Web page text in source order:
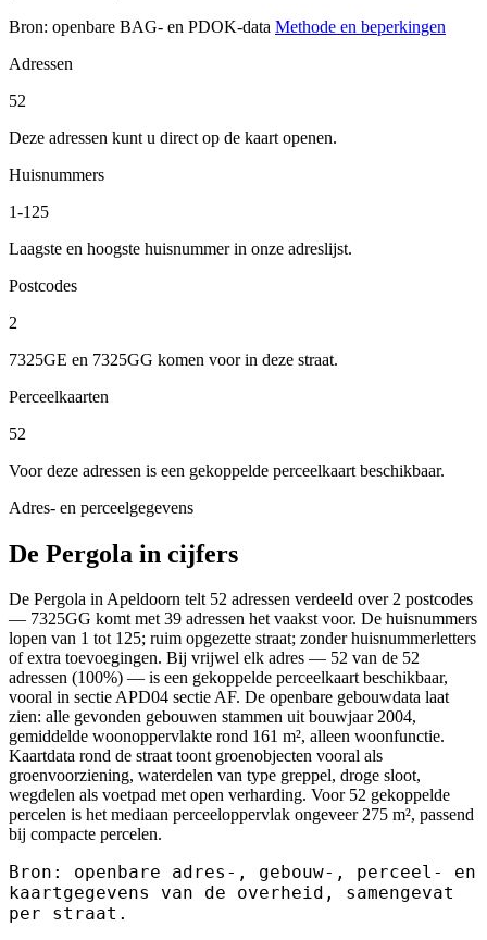
Bron: openbare BAG- en PDOK-data Methode en beperkingen
Adressen
52
Deze adressen kunt u direct op de kaart openen.
Huisnummers
1-125
Laagste en hoogste huisnummer in onze adreslijst.
Postcodes
2
7325GE en 7325GG komen voor in deze straat.
Perceelkaarten
52
Voor deze adressen is een gekoppelde perceelkaart beschikbaar.
Adres- en perceelgegevens
De Pergola in cijfers
De Pergola in Apeldoorn telt 52 adressen verdeeld over 2 postcodes
— 7325GG komt met 39 adressen het vaakst voor. De huisnummers
lopen van 1 tot 125; ruim opgezette straat; zonder huisnummerletters
of extra toevoegingen. Bij vrijwel elk adres — 52 van de 52
adressen (100%) — is een gekoppelde perceelkaart beschikbaar,
vooral in sectie APD04 sectie AF. De openbare gebouwdata laat
zien: alle gevonden gebouwen stammen uit bouwjaar 2004,
gemiddelde woonoppervlakte rond 161 m², alleen woonfunctie.
Kaartdata rond de straat toont groenobjecten vooral als
groenvoorziening, waterdelen van type greppel, droge sloot,
wegdelen als voetpad met open verharding. Voor 52 gekoppelde
percelen is het mediaan perceeloppervlak ongeveer 275 m², passend
bij compacte percelen.
Bron: openbare adres-, gebouw-, perceel- en
kaartgegevens van de overheid, samengevat
per straat.